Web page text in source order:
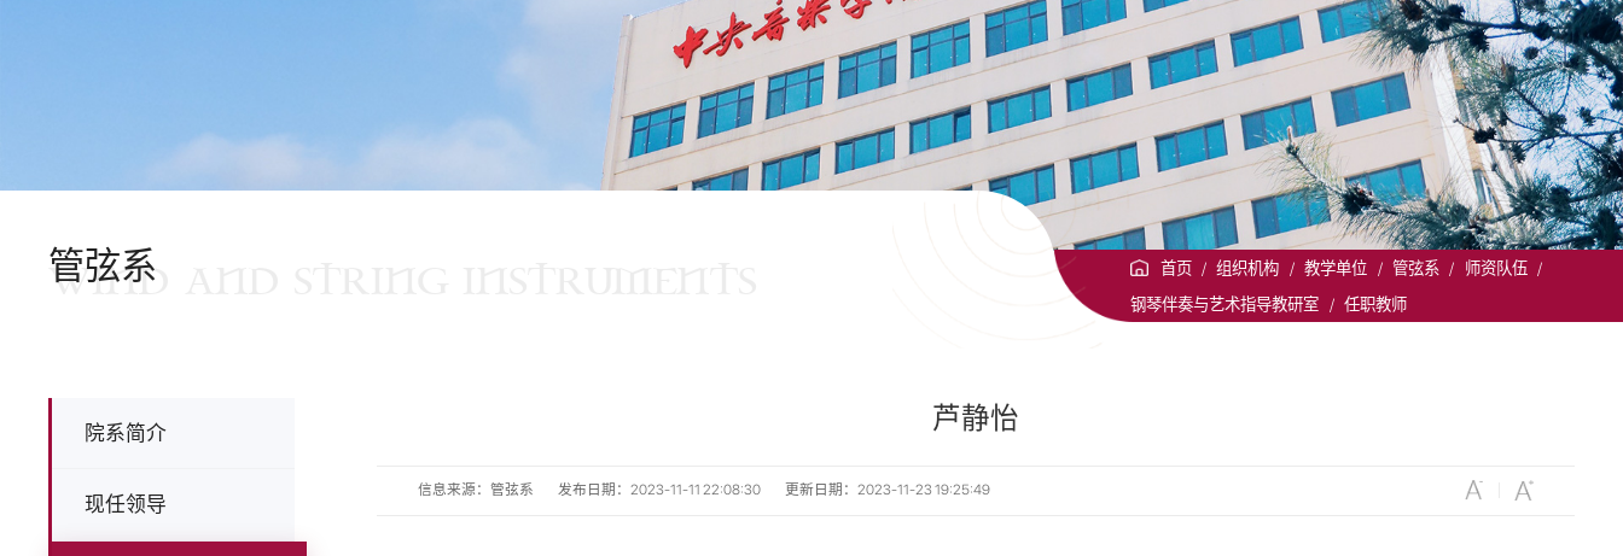
管弦系
WIND AND STRING INSTRUMENTS 首页 / 组织机构 / 教学单位 / 管弦系 / 师资队伍 /
钢琴伴奏与艺术指导教研室
/ 任职教师
院系简介
现任领导
芦静怡
信息来源：管弦系 发布日期：2023-11-11 22:08:30 更新日期：2023-11-23 19:25:49